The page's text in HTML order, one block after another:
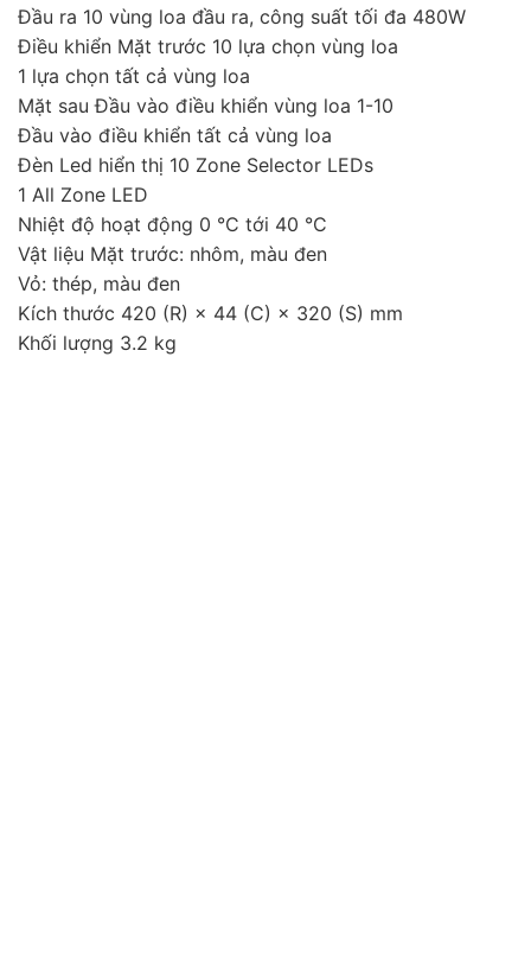
Đầu ra 10 vùng loa đầu ra, công suất tối đa 480W
Điều khiển Mặt trước 10 lựa chọn vùng loa
1 lựa chọn tất cả vùng loa
Mặt sau Đầu vào điều khiển vùng loa 1-10
Đầu vào điều khiển tất cả vùng loa
Đèn Led hiển thị 10 Zone Selector LEDs
1 All Zone LED
Nhiệt độ hoạt động 0 °C tới 40 °C
Vật liệu Mặt trước: nhôm, màu đen
Vỏ: thép, màu đen
Kích thước 420 (R) × 44 (C) × 320 (S) mm
Khối lượng 3.2 kg